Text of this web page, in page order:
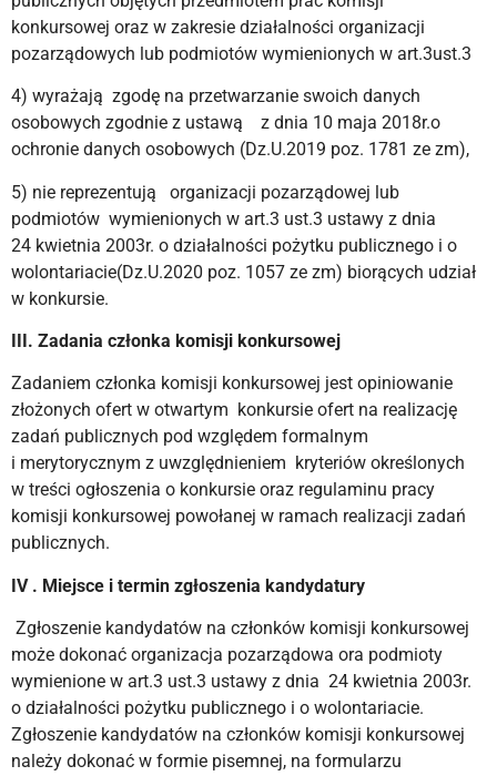
konkursowej oraz w zakresie działalności organizacji
pozarządowych lub podmiotów wymienionych w art.3ust.3
4) wyrażają zgodę na przetwarzanie swoich danych
osobowych zgodnie z ustawą z dnia 10 maja 2018r.o
ochronie danych osobowych (Dz.U.2019 poz. 1781 ze zm),
5) nie reprezentują organizacji pozarządowej lub
podmiotów wymienionych w art.3 ust.3 ustawy z dnia
24 kwietnia 2003r. o działalności pożytku publicznego i o
wolontariacie(Dz.U.2020 poz. 1057 ze zm) biorących udział
w konkursie.
III. Zadania członka komisji konkursowej
Zadaniem członka komisji konkursowej jest opiniowanie
złożonych ofert w otwartym konkursie ofert na realizację
zadań publicznych pod względem formalnym
i merytorycznym z uwzględnieniem kryteriów określonych
w treści ogłoszenia o konkursie oraz regulaminu pracy
komisji konkursowej powołanej w ramach realizacji zadań
publicznych.
IV . Miejsce i termin zgłoszenia kandydatury
Zgłoszenie kandydatów na członków komisji konkursowej
może dokonać organizacja pozarządowa ora podmioty
wymienione w art.3 ust.3 ustawy z dnia 24 kwietnia 2003r.
o działalności pożytku publicznego i o wolontariacie.
Zgłoszenie kandydatów na członków komisji konkursowej
należy dokonać w formie pisemnej, na formularzu